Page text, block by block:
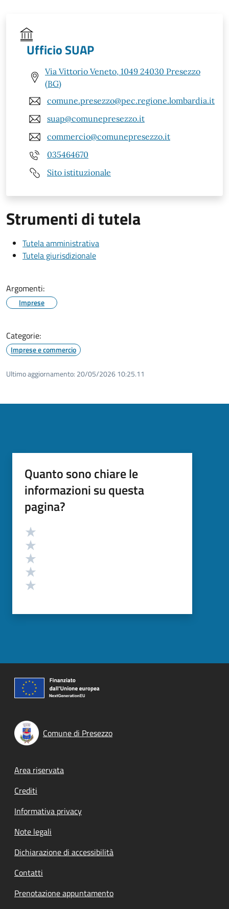
Ufficio SUAP
Via Vittorio Veneto, 1049 24030 Presezzo
(BG)
comune.presezzo@pec.regione.lombardia.it
suap@comunepresezzo.it
commercio@comunepresezzo.it
035464670
Sito istituzionale
Strumenti di tutela
Tutela amministrativa
Tutela giurisdizionale
Argomenti:
Imprese
Categorie:
Imprese e commercio
Ultimo aggiornamento: 20/05/2026 10:25.11
Quanto sono chiare le
informazioni su questa
pagina?
Valutazione
Comune di Presezzo
Footer menu
Area riservata
Crediti
Informativa privacy
Note legali
Dichiarazione di accessibilità
Contatti
Prenotazione appuntamento